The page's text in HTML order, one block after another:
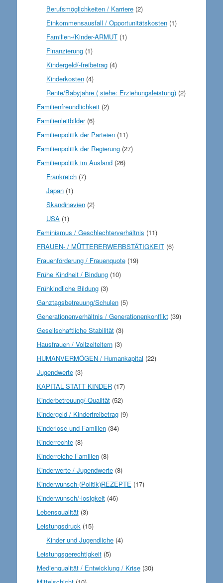
Berufsmöglichkeiten / Karriere (2)
Einkommensausfall / Opportunitätskosten (1)
Familien-/Kinder-ARMUT (1)
Finanzierung (1)
Kindergeld/-freibetrag (4)
Kinderkosten (4)
Rente/Babyjahre ( siehe: Erziehungsleistung) (2)
Familienfreundlichkeit(2)
Familienleitbilder(6)
Familienpolitik der Parteien(11)
Familienpolitik der Regierung(27)
Familienpolitik im Ausland(26)
Frankreich (7)
Japan (1)
Skandinavien (2)
USA (1)
Feminismus / Geschlechterverhältnis (11)
FRAUEN- / MÜTTERERWERBSTÄTIGKEIT(6)
Frauenförderung / Frauenquote(19)
Frühe Kindheit / Bindung(10)
Frühkindliche Bildung(3)
Ganztagsbetreuung/Schulen(5)
Generationenverhältnis / Generationenkonflikt(39)
Gesellschaftliche Stabilität(3)
Hausfrauen / Vollzeiteltern(3)
HUMANVERMÖGEN / Humankapital (22)
Jugendwerte(3)
KAPITAL STATT KINDER(17)
Kinderbetreuung/-Qualität(52)
Kindergeld / Kinderfreibetrag(9)
Kinderlose und Familien(34)
Kinderrechte(8)
Kinderreiche Familien(8)
Kinderwerte / Jugendwerte(8)
Kinderwunsch-(Politik)REZEPTE (17)
Kinderwunsch/-losigkeit(46)
Lebensqualität(3)
Leistungsdruck (15)
Kinder und Jugendliche (4)
Leistungsgerechtigkeit(5)
Medienqualität / Entwicklung / Krise(30)